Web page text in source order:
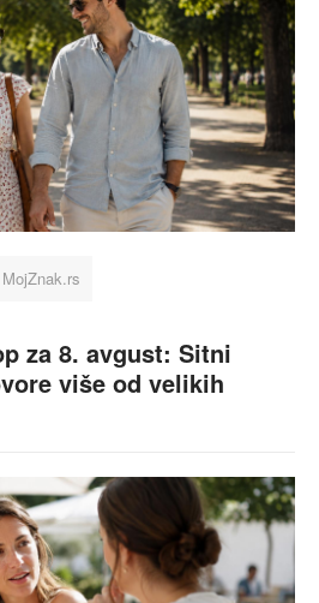
MojZnak.rs
za 8. avgust: Sitni
više od velikih